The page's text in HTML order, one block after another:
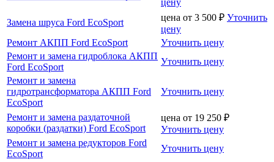
Замена шруса Ford EcoSport
цена от 3 500 ₽ Уточнить
цену
Ремонт АКПП Ford EcoSport
Уточнить цену
Ремонт и замена гидроблока АКПП
Ford EcoSport
Уточнить цену
Ремонт и замена
гидротрансформатора АКПП Ford
EcoSport
Уточнить цену
Ремонт и замена раздаточной
коробки (раздатки) Ford EcoSport
цена от 19 250 ₽
Уточнить цену
Ремонт и замена редукторов Ford
EcoSport
Уточнить цену